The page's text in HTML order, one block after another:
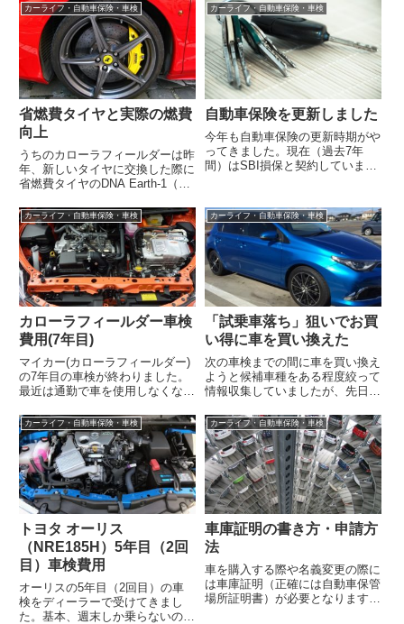
カーライフ・自動車保険・車検
省燃費タイヤと実際の燃費
向上
うちのカローラフィールダーは昨
年、新しいタイヤに交換した際に
省燃費タイヤのDNA Earth-1（ヨ
転職により車通勤から電車通勤
と...
カーライフ・自動車保険・車検
自動車保険を更新しました
今年も自動車保険の更新時期がや
ってきました。現在（過去7年
間）はSBI損保と契約しています
間の保険利...
カーライフ・自動車保険・車検
カローラフィールダー車検
費用(7年目)
マイカー(カローラフィールダー)
の7年目の車検が終わりました。
最近は通勤で車を使用しなくなっ
（53,000キロ）し、今回はオイル
系...
カーライフ・自動車保険・車検
「試乗車落ち」狙いでお買
い得に車を買い換えた
次の車検までの間に車を買い換え
ようと候補車種をある程度絞って
情報収集していましたが、先日、
ス120Tが「試乗車落ち」として
中古車市...
カーライフ・自動車保険・車検
トヨタ オーリス
（NRE185H）5年目（2回
目）車検費用
オーリスの5年目（2回目）の車
検をディーラーで受けてきまし
た。基本、週末しか乗らないので
カーライフ・自動車保険・車検
車庫証明の書き方・申請方
法
車を購入する際や名義変更の際に
は車庫証明（正確には自動車保管
場所証明書）が必要となります。